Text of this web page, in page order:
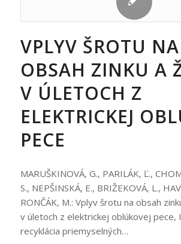
VPLYV ŠROTU NA
OBSAH ZINKU A
V ÚLETOCH Z
ELEKTRICKEJ
PECE
MARUŠKINOVÁ, G., PARILÁK, Ľ.,
S., NEPŠINSKÁ, E., BRIŽEKOVÁ, L.,
RONČÁK, M.: Vplyv šrotu na obsah
v úletoch z elektrickej oblúkovej pece,
recyklácia priemyselných…